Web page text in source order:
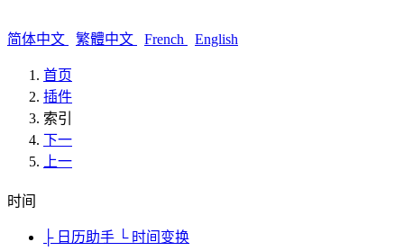
简体中文 繁體中文 French English
首页
插件
索引
下一
上一
时间
├ 日历助手 └ 时间变换